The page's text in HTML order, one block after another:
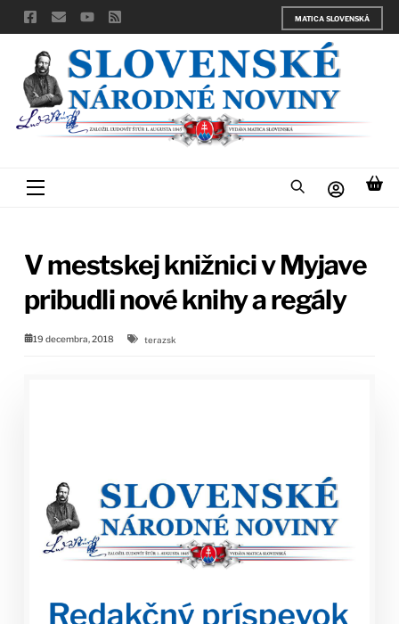
Skip
to
content
MATICA SLOVENSKÁ
Menu
V mestskej knižnici v Myjave
pribudli nové knihy a regály
19 decembra, 2018 terazsk